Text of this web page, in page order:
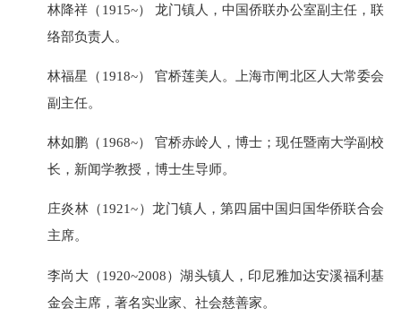
林降祥（1915~） 龙门镇人，中国侨联办公室副主任，联
络部负责人。
林福星（1918~） 官桥莲美人。上海市闸北区人大常委会
副主任。
林如鹏（1968~） 官桥赤岭人，博士；现任暨南大学副校
长，新闻学教授，博士生导师。
庄炎林（1921~）龙门镇人，第四届中国归国华侨联合会
主席。
李尚大（1920~2008）湖头镇人，印尼雅加达安溪福利基
金会主席，著名实业家、社会慈善家。